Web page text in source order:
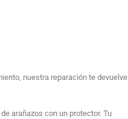
nuestra reparación te devuelve
arañazos con un protector. Tu